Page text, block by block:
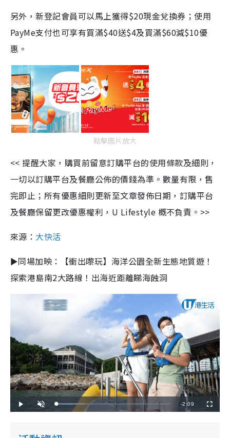
另外，新登記會員可以馬上獲得$20現金兌換券；使用
PayMe支付也可享有買滿$40送$4及買滿$60減$10優
惠。
點擊圖片放大
<< 提醒大家，購買前留意訂購平台的使用條款及細則，
一切以訂購平台及餐廳公佈的價錢為準。數量有限，售
完即止；所有優惠細則更新至文章發佈日期，訂購平台
及餐廳保留更改優惠權利，U Lifestyle 概不負責。>>
來源： 大快活
►同場加映：【衝出嚟玩】海洋公園全新生態地質遊！
探索港島南2大路線！出海近距離睇海蝕洞
l
n
L
o
R
-2:09
u